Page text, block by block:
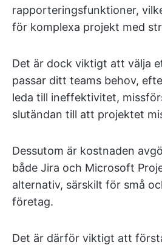
rapporteringsfunktioner,
för komplexa projekt med
Det är dock viktigt att välja
passar ditt teams behov,
leda till ineffektivitet,
slutändan till att projektet
Dessutom är kostnaden
både Jira och Microsoft
alternativ, särskilt för små
företag.
Det är därför viktigt att